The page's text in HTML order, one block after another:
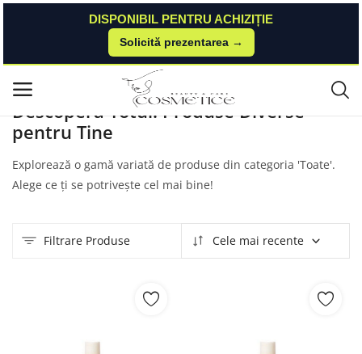
DISPONIBIL PENTRU ACHIZIȚIE
Solicită prezentarea →
Meniu principal
Categorii
Acasă
Wawacosmetics
Descoperă Totul: Produse Diverse
pentru Tine
Explorează o gamă variată de produse din categoria 'Toate'.
Alege ce ți se potrivește cel mai bine!
Filtrare Produse Cele mai recente